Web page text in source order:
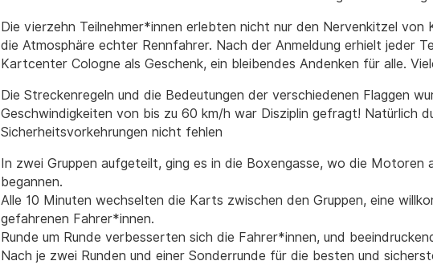
Die vierzehn Teilnehmer*innen erlebten nicht nur den Nervenkitzel
die Atmosphäre echter Rennfahrer. Nach der Anmeldung erhielt jeder
Kartcenter Cologne als Geschenk, ein bleibendes Andenken für alle.
Die Streckenregeln und die Bedeutungen der verschiedenen Flaggen
Geschwindigkeiten von bis zu 60 km/h war Disziplin gefragt! Natürlich
Sicherheitsvorkehrungen nicht fehlen
In zwei Gruppen aufgeteilt, ging es in die Boxengasse, wo die Motoren
begannen.
Alle 10 Minuten wechselten die Karts zwischen den Gruppen, eine
gefahrenen Fahrer*innen.
Runde um Runde verbesserten sich die Fahrer*innen, und
Nach je zwei Runden und einer Sonderrunde für die besten und